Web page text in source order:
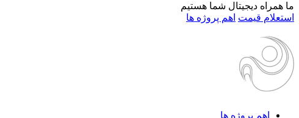
ما همراه دیجیتال شما هستیم
استعلام قیمت اهم پروژه ها
اهم پروژه ها